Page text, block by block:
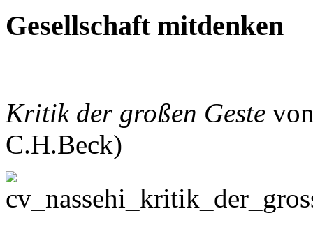
Gesellschaft mitdenken
Kritik der großen Geste
C.H.Beck)